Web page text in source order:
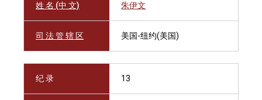
姓 名 (中 文) 朱伊文
司 法 管 辖 区 美国-纽约(美国)
纪 录 13